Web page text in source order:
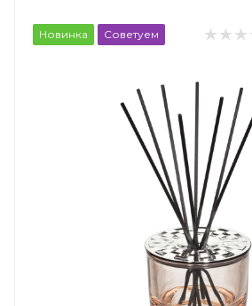
Новинка Советуем